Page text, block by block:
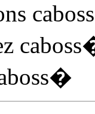
caboss
caboss
�